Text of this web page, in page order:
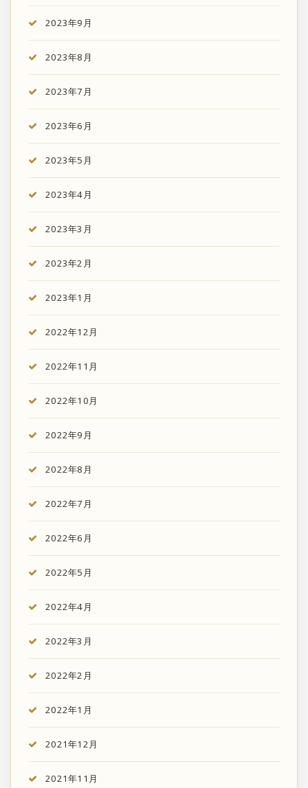
2023年9月
2023年8月
2023年7月
2023年6月
2023年5月
2023年4月
2023年3月
2023年2月
2023年1月
2022年12月
2022年11月
2022年10月
2022年9月
2022年8月
2022年7月
2022年6月
2022年5月
2022年4月
2022年3月
2022年2月
2022年1月
2021年12月
2021年11月